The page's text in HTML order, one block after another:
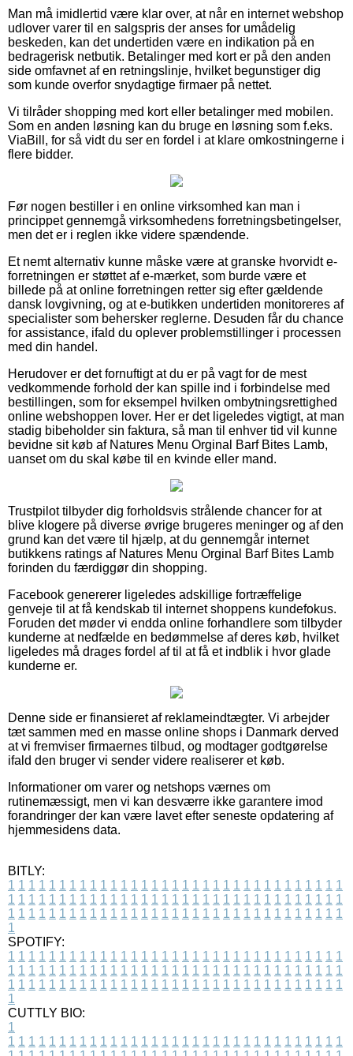
Man må imidlertid være klar over, at når en internet webshop
udlover varer til en salgspris der anses for umådelig
beskeden, kan det undertiden være en indikation på en
bedragerisk netbutik. Betalinger med kort er på den anden
side omfavnet af en retningslinje, hvilket begunstiger dig
som kunde overfor snydagtige firmaer på nettet.
Vi tilråder shopping med kort eller betalinger med mobilen.
Som en anden løsning kan du bruge en løsning som f.eks.
ViaBill, for så vidt du ser en fordel i at klare omkostningerne i
flere bidder.
Før nogen bestiller i en online virksomhed kan man i
princippet gennemgå virksomhedens forretningsbetingelser,
men det er i reglen ikke videre spændende.
Et nemt alternativ kunne måske være at granske hvorvidt e-
forretningen er støttet af e-mærket, som burde være et
billede på at online forretningen retter sig efter gældende
dansk lovgivning, og at e-butikken undertiden monitoreres af
specialister som behersker reglerne. Desuden får du chance
for assistance, ifald du oplever problemstillinger i processen
med din handel.
Herudover er det fornuftigt at du er på vagt for de mest
vedkommende forhold der kan spille ind i forbindelse med
bestillingen, som for eksempel hvilken ombytningsrettighed
online webshoppen lover. Her er det ligeledes vigtigt, at man
stadig bibeholder sin faktura, så man til enhver tid vil kunne
bevidne sit køb af Natures Menu Orginal Barf Bites Lamb,
uanset om du skal købe til en kvinde eller mand.
Trustpilot tilbyder dig forholdsvis strålende chancer for at
blive klogere på diverse øvrige brugeres meninger og af den
grund kan det være til hjælp, at du gennemgår internet
butikkens ratings af Natures Menu Orginal Barf Bites Lamb
forinden du færdiggør din shopping.
Facebook genererer ligeledes adskillige fortræffelige
genveje til at få kendskab til internet shoppens kundefokus.
Foruden det møder vi endda online forhandlere som tilbyder
kunderne at nedfælde en bedømmelse af deres køb, hvilket
ligeledes må drages fordel af til at få et indblik i hvor glade
kunderne er.
Denne side er finansieret af reklameindtægter. Vi arbejder
tæt sammen med en masse online shops i Danmark derved
at vi fremviser firmaernes tilbud, og modtager godtgørelse
ifald den bruger vi sender videre realiserer et køb.
Informationer om varer og netshops værnes om
rutinemæssigt, men vi kan desværre ikke garantere imod
forandringer der kan være lavet efter seneste opdatering af
hjemmesidens data.
BITLY:
1 1 1 1 1 1 1 1 1 1 1 1 1 1 1 1 1 1 1 1 1 1 1 1 1 1 1 1 1 1 1 1 1
1 1 1 1 1 1 1 1 1 1 1 1 1 1 1 1 1 1 1 1 1 1 1 1 1 1 1 1 1 1 1 1 1
1 1 1 1 1 1 1 1 1 1 1 1 1 1 1 1 1 1 1 1 1 1 1 1 1 1 1 1 1 1 1 1 1
1
SPOTIFY:
1 1 1 1 1 1 1 1 1 1 1 1 1 1 1 1 1 1 1 1 1 1 1 1 1 1 1 1 1 1 1 1 1
1 1 1 1 1 1 1 1 1 1 1 1 1 1 1 1 1 1 1 1 1 1 1 1 1 1 1 1 1 1 1 1 1
1 1 1 1 1 1 1 1 1 1 1 1 1 1 1 1 1 1 1 1 1 1 1 1 1 1 1 1 1 1 1 1 1
1
CUTTLY BIO:
1
1 1 1 1 1 1 1 1 1 1 1 1 1 1 1 1 1 1 1 1 1 1 1 1 1 1 1 1 1 1 1 1 1